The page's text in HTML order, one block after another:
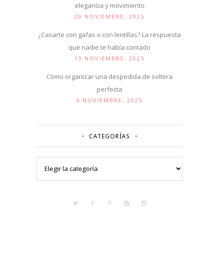
elegancia y movimiento
20 NOVIEMBRE, 2025
¿Casarte con gafas o con lentillas? La respuesta
que nadie te había contado
13 NOVIEMBRE, 2025
Cómo organizar una despedida de soltera
perfecta
6 NOVIEMBRE, 2025
CATEGORÍAS